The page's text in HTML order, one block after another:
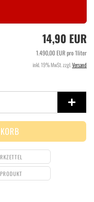
14,90 EUR
1.490,00 EUR pro 1liter
inkl. 19% MwSt. zzgl. Versand